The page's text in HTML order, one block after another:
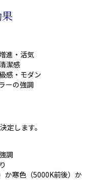
進・活気
潔感
感・モダン
ーの強調
定します。
調
か寒色（5000K前後）か